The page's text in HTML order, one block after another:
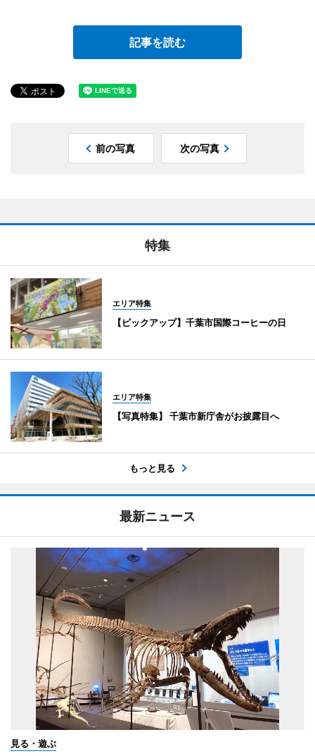
記事を読む
前の写真 次の写真
特集
エリア特集
【ピックアップ】千葉市国際コーヒーの日
エリア特集
【写真特集】 千葉市新庁舎がお披露目へ
もっと見る
最新ニュース
見る・遊ぶ